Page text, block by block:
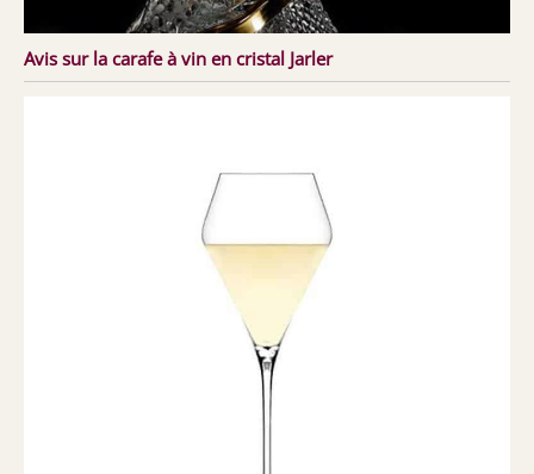
Avis sur la carafe à vin en cristal Jarler